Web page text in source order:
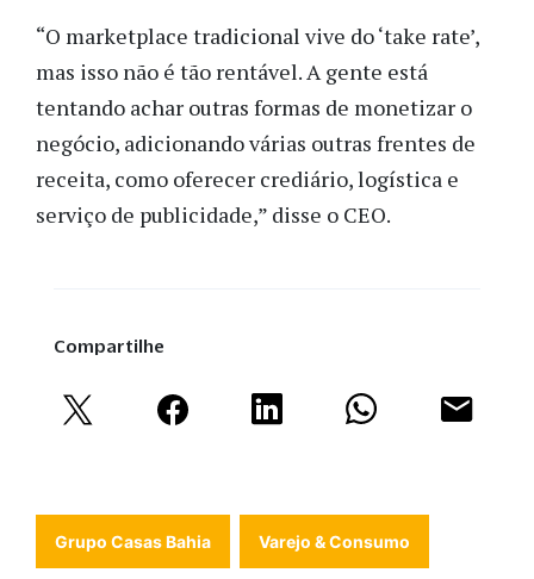
“O marketplace tradicional vive do ‘take rate’,
mas isso não é tão rentável. A gente está
tentando achar outras formas de monetizar o
negócio, adicionando várias outras frentes de
receita, como oferecer crediário, logística e
serviço de publicidade,” disse o CEO.
Compartilhe
Grupo Casas Bahia Varejo & Consumo